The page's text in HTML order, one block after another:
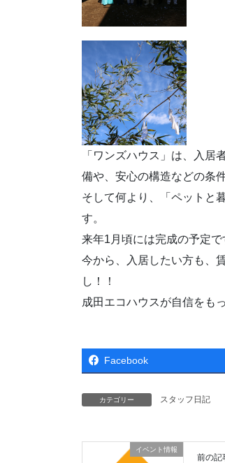
「ワンズハウス」は、入
備や、安心の構造などの条
そして何より、「ペットと
す。
来年1月頃には完成の予定
今から、入居したい方も、
し！！
成田エコハウスが自信をも
Facebook
カテゴリー スタッフ日記
イベント情報
前の記